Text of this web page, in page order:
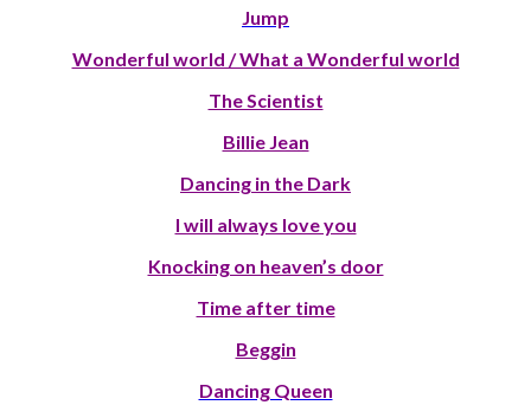
Jump
Wonderful world / What a Wonderful world
The Scientist
Billie Jean
Dancing in the Dark
I will always love you
Knocking on heaven’s door
Time after time
Beggin
Dancing Queen